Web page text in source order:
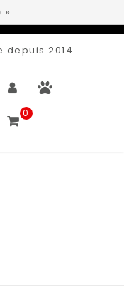
depuis 2014
0
»